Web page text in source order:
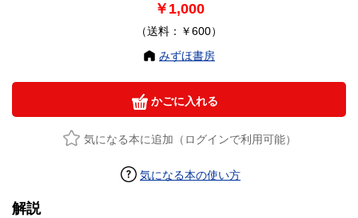
￥1,000
（送料：￥600）
みずほ書房
かごに入れる
気になる本に追加（ログインで利用可能）
気になる本の使い方
解説